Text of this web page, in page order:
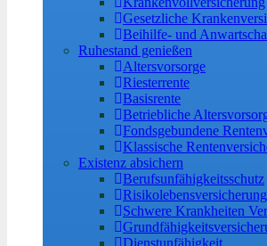
Gesetzliche
Beihilfe- und
Ruhestand genießen
Altersvorsorge
Riesterrente
Basisrente
Betriebliche
Fondsgebundene
Klassische
Existenz absichern
Berufsunfähigkeitsschutz
Risikolebensversicherung
Schwere Krankheiten
Dienstunfähigkeit